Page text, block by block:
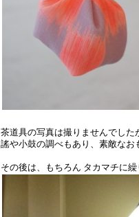
茶道具の写真は撮りませんでした
謠や小鼓の調べもあり、素敵なお
その後は、もちろん タカマチに